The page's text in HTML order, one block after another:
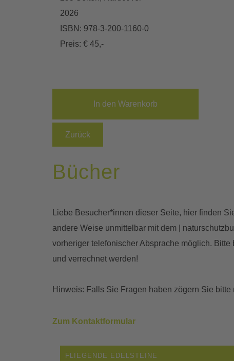
2026
ISBN: 978-3-200-1160-0
Preis: € 45,-
Zurück
Bücher
Liebe Besucher*innen dieser Seite, hier finden
andere Weise unmittelbar mit dem |
vorheriger telefonischer Absprache möglich.
und verrechnet werden!
Hinweis: Falls Sie Fragen haben zögern Sie
Zum Kontaktformular
FLIEGENDE EDELSTEINE